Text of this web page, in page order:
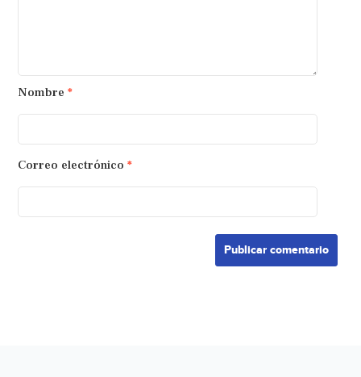
Nombre *
Correo electrónico *